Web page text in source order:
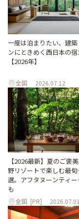
一度は泊まりたい、建
ンにときめく西日本の
【2026年】
全国 2026.07.12
【2026最新】夏のご褒
野リゾートで楽しむ最
選。アフタヌーンティ
も
全国 [PR] 2026.07.01